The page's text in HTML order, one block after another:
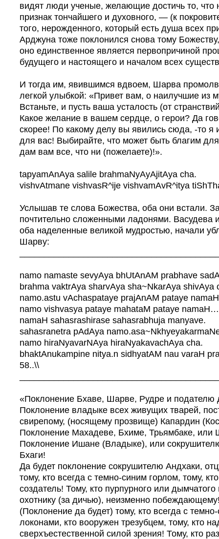
видят люди ученые, желающие достичь то, что
признак тончайшего и духовного, — (к
того, нерожденного, который есть душа всех
Арджуна тоже поклонился снова тому
оно единственное является первопричиной
будущего и настоящего и началом всех
И тогда им, явившимся вдвоем, Шарва
легкой улыбкой: «Привет вам, о наилучшие из
Встаньте, и пусть ваша усталость (от
Какое желание в вашем сердце, о герои? Да
скорее! По какому делу вы явились сюда, -то я
для вас! Выбирайте, что может быть благим
дам вам все, что ни (пожелаете)!».
tapyamAnAya salile brahmaNyAyAjitAya cha.
vishvAtmane vishvasR^ije vishvamAvR^itya
Услышав те слова Божества, оба они встали.
почтительно сложенными ладонями. Васудева
оба наделенные великой мудростью, начали
Шарву:
namo namaste sevyAya bhUtAnAM prabhave
brahma vaktrAya sharvAya sha~NkarAya
namo.astu vAchaspataye prajAnAM pataye
namo vishvasya pataye mahataM pataye
namaH sahasrashirase sahasrabhuja manyave.
sahasranetra pAdAya
namo hiraNyavarNAya hiraNyakavachAya cha.
bhaktAnukampine nitya.n sidhyatAM nau varaH
58..\\
«Поклонение Бхаве, Шарве, Рудре и подателю
Поклонение владыке всех живущих тварей,
свирепому, (носящему прозвище) Капардин
Поклонение Махадеве, Бхиме, Трьямбаке, или
Поклонение Ишане (Владыке), или
Бхаги!
Да будет поклонение сокрушителю Андхаки,
тому, кто всегда с темно-синим горлом, тому,
создатель! Тому, кто пурпурного или дымчатого
охотнику (за дичью), неизменно
(Поклонение да будет) тому, кто всегда с
локонами, кто вооружен трезубцем, тому, кто
сверхъестественной силой зрения! Тому, кто